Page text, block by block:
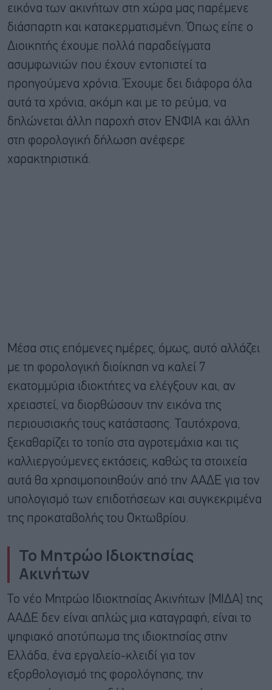
εικόνα των ακινήτων στη χώρα μας παρέμενε
διάσπαρτη και κατακερματισμένη. Όπως είπε ο
Διοικητής έχουμε πολλά παραδείγματα
ασυμφωνιών που έχουν εντοπιστεί τα
προηγούμενα χρόνια. Έχουμε δει διάφορα όλα
αυτά τα χρόνια, ακόμη και με το ρεύμα, να
δηλώνεται άλλη παροχή στον ΕΝΦΙΑ και άλλη
στη φορολογική δήλωση ανέφερε
χαρακτηριστικά.
Μέσα στις επόμενες ημέρες, όμως, αυτό αλλάζει
με τη φορολογική διοίκηση να καλεί 7
εκατομμύρια ιδιοκτήτες να ελέγξουν και, αν
χρειαστεί, να διορθώσουν την εικόνα της
περιουσιακής τους κατάστασης. Ταυτόχρονα,
ξεκαθαρίζει το τοπίο στα αγροτεμάχια και τις
καλλιεργούμενες εκτάσεις, καθώς τα στοιχεία
αυτά θα χρησιμοποιηθούν από την ΑΑΔΕ για τον
υπολογισμό των επιδοτήσεων και συγκεκριμένα
της προκαταβολής του Οκτωβρίου.
Το Μητρώο Ιδιοκτησίας
Ακινήτων
Το νέο Μητρώο Ιδιοκτησίας Ακινήτων (ΜΙΔΑ) της
ΑΑΔΕ δεν είναι απλώς μια καταγραφή, είναι το
ψηφιακό αποτύπωμα της ιδιοκτησίας στην
Ελλάδα, ένα εργαλείο-κλειδί για τον
εξορθολογισμό της φορολόγησης, την